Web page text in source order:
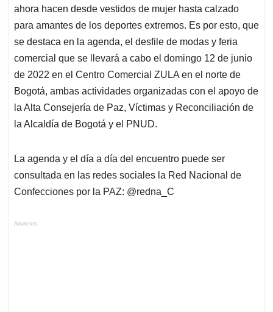
ahora hacen desde vestidos de mujer hasta calzado
para amantes de los deportes extremos. Es por esto, que
se destaca en la agenda, el desfile de modas y feria
comercial que se llevará a cabo el domingo 12 de junio
de 2022 en el Centro Comercial ZULA en el norte de
Bogotá, ambas actividades organizadas con el apoyo de
la Alta Consejería de Paz, Víctimas y Reconciliación de
la Alcaldía de Bogotá y el PNUD.
La agenda y el día a día del encuentro puede ser
consultada en las redes sociales la Red Nacional de
Confecciones por la PAZ: @redna_C
Anuncios.